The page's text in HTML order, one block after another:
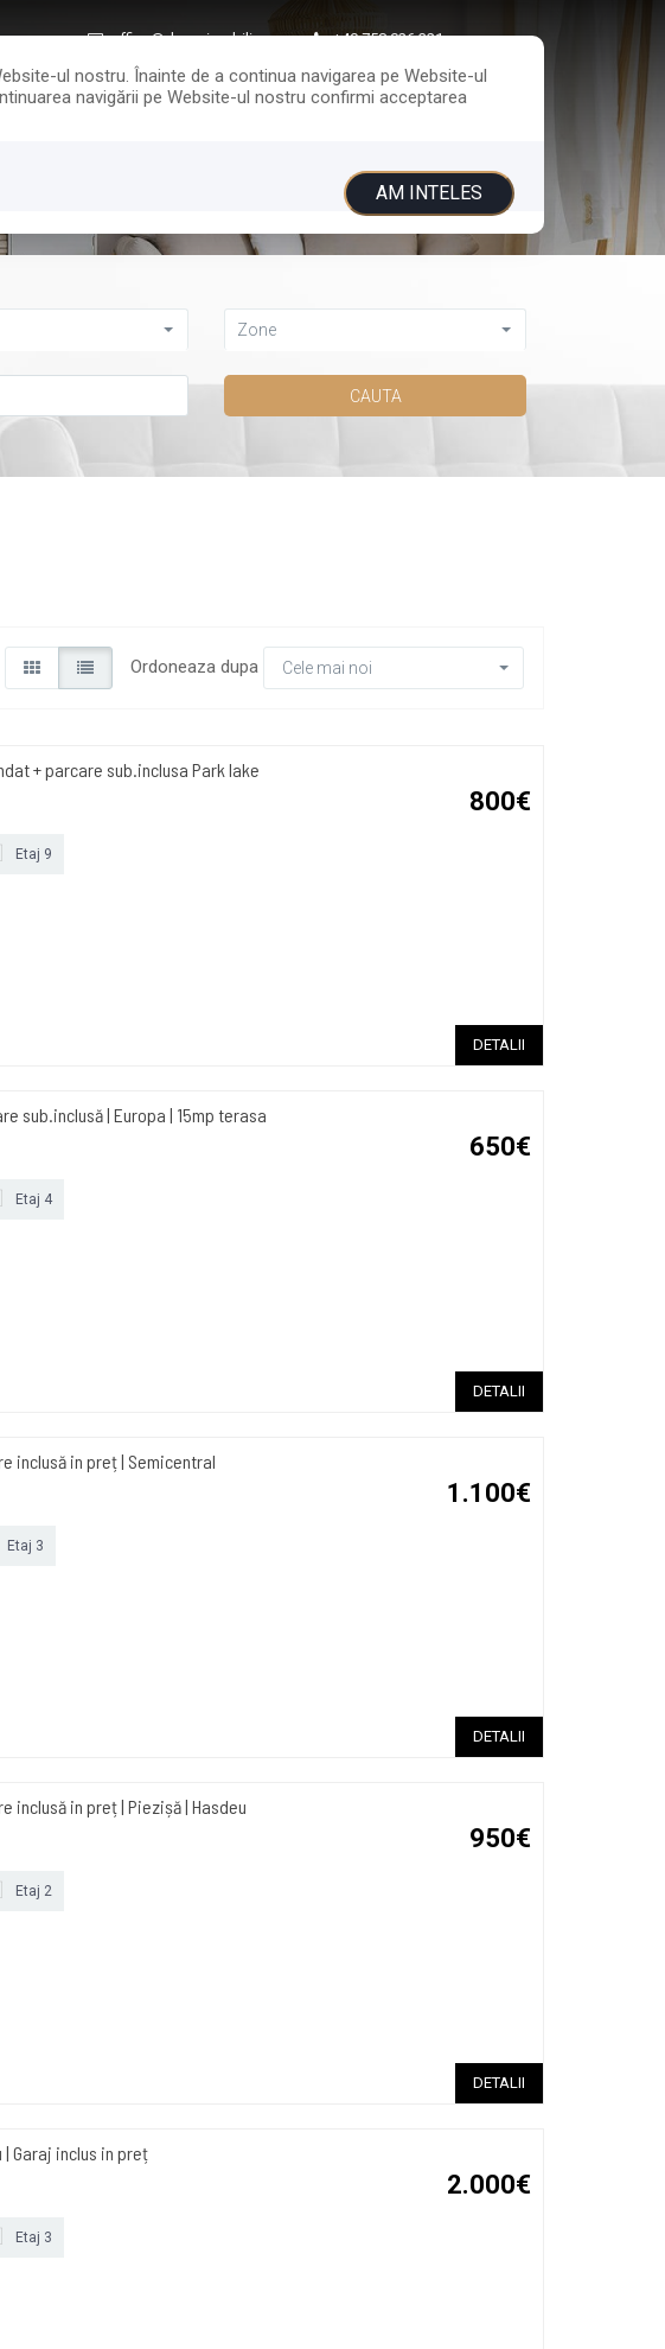
ul nostru. Înainte de a continua navigarea pe Website-ul
navigării pe Website-ul nostru confirmi acceptarea
AM INTELES
office@davasimobiliare.ro +40 758 026 321
Zone
Ordoneaza dupa Cele mai noi
+ parcare sub.inclusa Park lake
800€
Etaj 9
DETALII
sub.inclusă | Europa | 15mp terasa
650€
Etaj 4
DETALII
inclusă in preț | Semicentral
1.100€
Etaj 3
DETALII
inclusă in preț | Piezișă | Hasdeu
950€
Etaj 2
DETALII
Garaj inclus in preț
2.000€
Etaj 3